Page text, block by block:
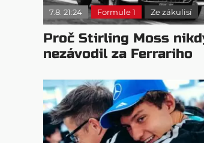
7.8. 21:24 Formule 1 Ze zákulisí
Proč Stirling Moss
nezávodil za Ferrariho